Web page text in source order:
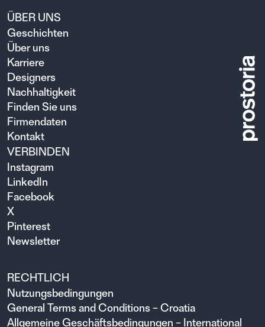
ÜBER UNS
Geschichten
Über uns
Karriere
Designers
Nachhaltigkeit
Finden Sie uns
Firmendaten
Kontakt
VERBINDEN
Instagram
LinkedIn
Facebook
X
Pinterest
Newsletter
RECHTLICH
Nutzungsbedingungen
General Terms and Conditions – Croatia
Allgemeine Geschäftsbedingungen – International